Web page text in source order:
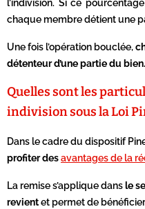
l’indivision. Si ce
chaque membre détient une
Une fois l’opération bouclée,
détenteur d’une partie du bien.
Quelles sont les
indivision sous la Loi
Dans le cadre du dispositif
profiter desavantages de la
La remise s’applique dansle
revientet permet de